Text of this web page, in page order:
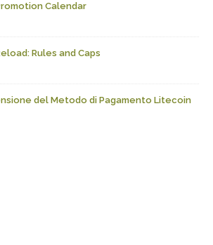
Calendar
Rules and Caps
del Metodo di Pagamento Litecoin